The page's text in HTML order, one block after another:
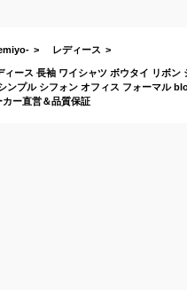
レディース
ィース 長袖 ワイシャツ ボウタイ リボン
ンプル シフォン オフィス フォーマル
カー直営＆品質保証